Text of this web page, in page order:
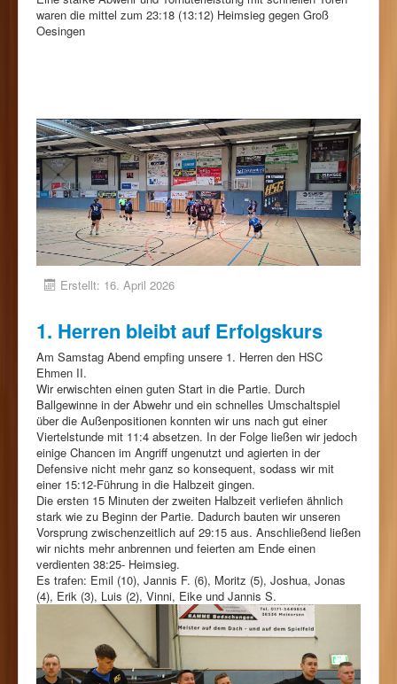
waren die mittel zum 23:18 (13:12) Heimsieg gegen Groß
Oesingen
Erstellt: 16. April 2026
1. Herren bleibt auf Erfolgskurs
Am Samstag Abend empfing unsere 1. Herren den HSC
Ehmen II.
Wir erwischten einen guten Start in die Partie. Durch
Ballgewinne in der Abwehr und ein schnelles Umschaltspiel
über die Außenpositionen konnten wir uns nach gut einer
Viertelstunde mit 11:4 absetzen. In der Folge ließen wir jedoch
einige Chancen im Angriff ungenutzt und agierten in der
Defensive nicht mehr ganz so konsequent, sodass wir mit
einer 15:12-Führung in die Halbzeit gingen.
Die ersten 15 Minuten der zweiten Halbzeit verliefen ähnlich
stark wie zu Beginn der Partie. Dadurch bauten wir unseren
Vorsprung zwischenzeitlich auf 29:15 aus. Anschließend ließen
wir nichts mehr anbrennen und feierten am Ende einen
verdienten 38:25- Heimsieg.
Es trafen: Emil (10), Jannis F. (6), Moritz (5), Joshua, Jonas
(4), Erik (3), Luis (2), Vinni, Eike und Jannis S.